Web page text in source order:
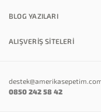
BLOG YAZILARI
ALIŞVERİŞ SİTELERİ
0850 242 58 42